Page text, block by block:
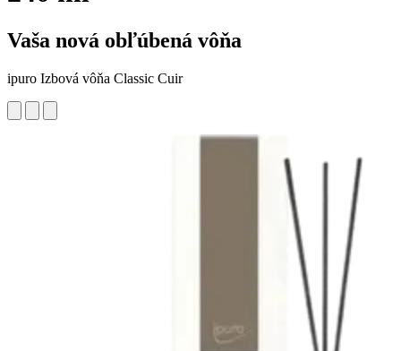
Vaša nová obľúbená vôňa
ipuro Izbová vôňa Classic Cuir